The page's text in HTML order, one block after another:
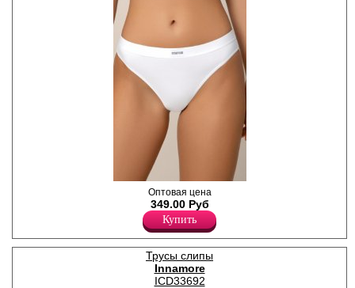
Трусики слипы женские со
средней линией талии, из
высококачественного хлопка
с добавлением эластана,
повышающий прочность и
качество одежды, создавая
идеальное облегание
фигуры. Гигиеничная
хлопковая ластовица
Оптовая цена
349.00 Руб
Купить
Трусы слипы
Innamore
ICD33692